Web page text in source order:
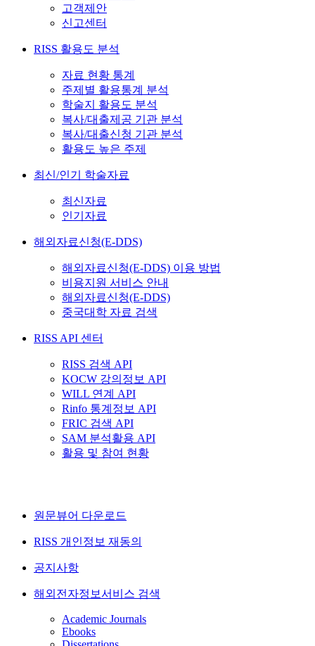
고객제안
신고센터
RISS 활용도 분석
자료 현황 통계
주제별 활용통계 분석
학술지 활용도 분석
복사/대출제공 기관 분석
복사/대출신청 기관 분석
활용도 높은 주제
최신/인기 학술자료
최신자료
인기자료
해외자료신청(E-DDS)
해외자료신청(E-DDS) 이용 방법
비용지원 서비스 안내
해외자료신청(E-DDS)
중국대학 자료 검색
RISS API 센터
RISS 검색 API
KOCW 강의정보 API
WILL 연계 API
Rinfo 통계정보 API
FRIC 검색 API
SAM 분석활용 API
활용 및 참여 현황
원문뷰어 다운로드
RISS 개인정보 재동의
공지사항
해외전자정보서비스 검색
Academic Journals
Ebooks